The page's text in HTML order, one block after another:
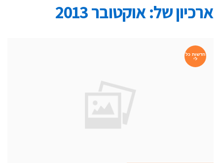
ארכיון של:אוקטובר 2013
חדשות כל
לי